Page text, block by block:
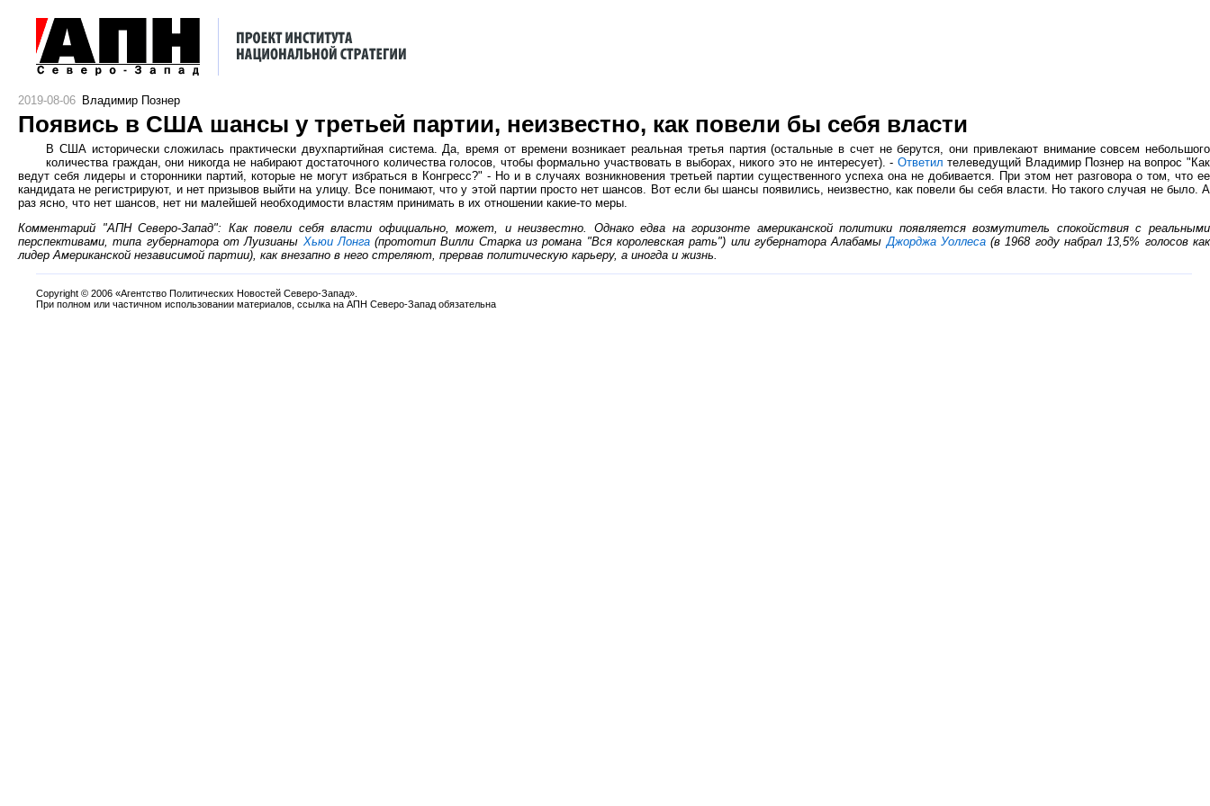
2019-08-06 Владимир Познер
Появись в США шансы у третьей партии, неизвестно, как повели бы себя власти
В США исторически сложилась практически двухпартийная система. Да, время от времени возникает реальная третья партия (остальные в счет не берутся, они привлекают внимание совсем небольшого
количества граждан, они никогда не набирают достаточного количества голосов, чтобы формально участвовать в выборах, никого это не интересует). - Ответил телеведущий Владимир Познер на вопрос "Как
ведут себя лидеры и сторонники партий, которые не могут избраться в Конгресс?" - Но и в случаях возникновения третьей партии существенного успеха она не добивается. При этом нет разговора о том, что ее
кандидата не регистрируют, и нет призывов выйти на улицу. Все понимают, что у этой партии просто нет шансов. Вот если бы шансы появились, неизвестно, как повели бы себя власти. Но такого случая не было. А
раз ясно, что нет шансов, нет ни малейшей необходимости властям принимать в их отношении какие-то меры.
Комментарий "АПН Северо-Запад": Как повели себя власти официально, может, и неизвестно. Однако едва на горизонте американской политики появляется возмутитель спокойствия с реальными
перспективами, типа губернатора от Луизианы Хьюи Лонга(прототип Вилли Старка из романа "Вся королевская рать") или губернатора Алабамы Джорджа Уоллеса(в 1968 году набрал 13,5% голосов как
лидер Американской независимой партии), как внезапно в него стреляют, прервав политическую карьеру, а иногда и жизнь.
Copyright © 2006 «Агентство Политических Новостей Северо-Запад».
При полном или частичном использовании материалов, ссылка на АПН Северо-Запад обязательна